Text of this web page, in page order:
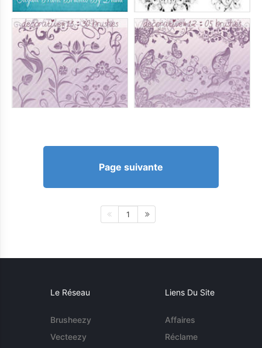
Page suivante
1
Le Réseau
Brusheezy
Vecteezy
Liens Du Site
Affaires
Réclame